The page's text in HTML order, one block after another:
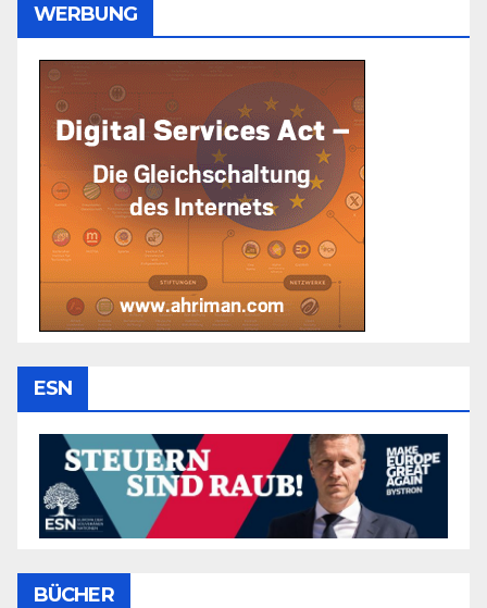
WERBUNG
ESN
BÜCHER